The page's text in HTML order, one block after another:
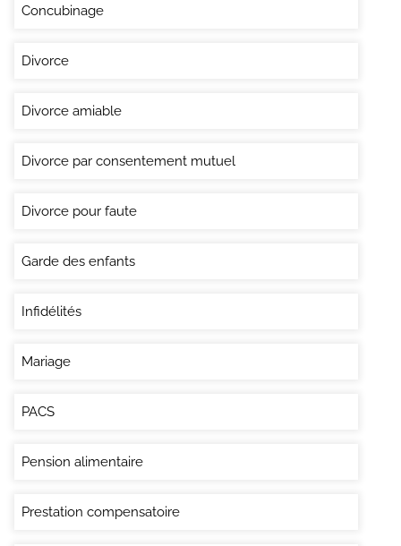
Concubinage
Divorce
Divorce amiable
Divorce par consentement mutuel
Divorce pour faute
Garde des enfants
Infidélités
Mariage
PACS
Pension alimentaire
Prestation compensatoire